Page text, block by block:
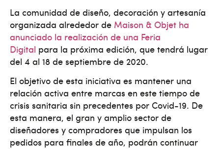
La comunidad de diseño, decoración y artesanía
organizada alrededor de Maison & Objet ha
anunciado la realización de una Feria
Digital para la próxima edición, que tendrá lugar
del 4 al 18 de septiembre de 2020.
El objetivo de esta iniciativa es mantener una
relación activa entre marcas en este tiempo de
crisis sanitaria sin precedentes por Covid-19. De
esta manera, el gran y amplio sector de
diseñadores y compradores que impulsan los
pedidos para finales de año, podrán continuar